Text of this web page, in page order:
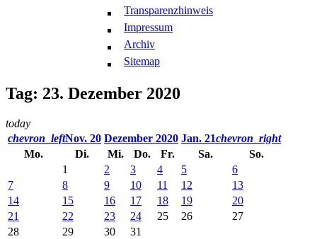
Transparenzhinweis
Impressum
Archiv
Sitemap
Tag: 23. Dezember 2020
today
chevron_leftNov. 20 Dezember 2020 Jan. 21chevron_right
Mo.
Di. Mi. Do. Fr. Sa.
So.
1
2 3 4 5
6
7
8 9 10 11 12
13
14
15 16 17 18 19
20
21
22 23 24 25 26
27
28
29 30 31